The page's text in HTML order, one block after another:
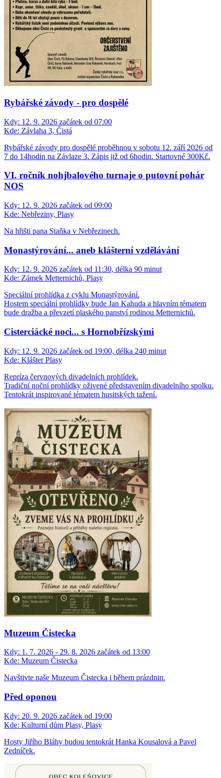
Rybářské závody - pro dospělé
Kdy: 12. 9. 2026 začátek od 07:00
Kde: Závlaha 3, Čistá
Rybářské závody pro dospělé proběhnou v sobotu 12. září 2026 od
7 do 14hodin na Závlaze 3. Zápis již od 6hodin. Startovné 300Kč.
VI. ročník nohjbalového turnaje o putovní pohár
NOS
Kdy: 12. 9. 2026 začátek od 09:00
Kde: Nebřeziny, Plasy
Na hřišti pana Staňka v Nebřezinech.
Monastýrování... aneb klášterní vzdělávání
Kdy: 12. 9. 2026 začátek od 11:30, délka 90 minut
Kde: Zámek Metternichů, Plasy
Speciální prohlídka z cyklu Monastýrování.
Hostem speciální prohlídky bude Jan Kahuda a hlavním tématem
bude dražba a převzetí plaského panství rodinou Metternichů.
Cisterciácké noci... s Hornobřízskými
Kdy: 12. 9. 2026 začátek od 19:00, délka 240 minut
Kde: Klášter Plasy
Repríza červnových divadelních prohlídek.
Tradiční noční prohlídky oživené představením divadelního spolku.
Tentokrát inspirované tématem husitských tažení.
Muzeum Čistecka
Kdy: 1. 7. 2026 - 29. 8. 2026 začátek od 13:00
Kde: Muzeum Čistecka
Navštivte naše Muzeum Čistecka i během prázdnin.
Před oponou
Kdy: 20. 9. 2026 začátek od 19:00
Kde: Kulturní dům Plasy, Plasy
Hosty Jiřího Bláhy budou tentokrát Hanka Kousalová a Pavel
Zedníček.